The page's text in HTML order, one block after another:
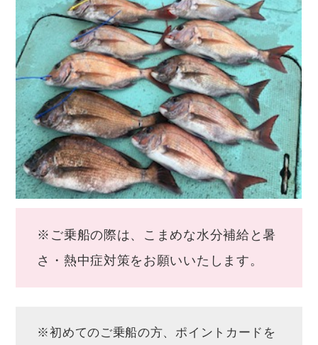
※ご乗船の際は、こまめな水分補給と暑
さ・熱中症対策をお願いいたします。
※初めてのご乗船の方、ポイントカードを